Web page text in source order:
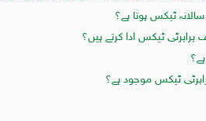
ٹیکس ہوتا ہے؟
پراپرٹی ٹیکس ادا کرتے ہیں؟
ٹیکس موجود ہے؟